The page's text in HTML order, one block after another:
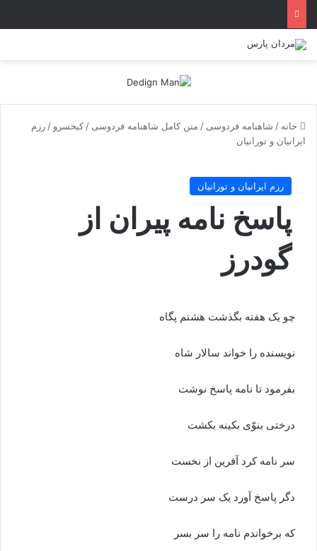
خانه / شاهنامه فردوسی / متن کامل شاهنامه فردوسی / کیخسرو / رزم
ايرانيان و تورانيان
رزم ايرانيان و تورانيان
پاسخ نامه پیران از
گودرز
چو یک هفته بگذشت هشتم پگاه
نویسنده را خواند سالار شاه‏
بفرمود تا نامه پاسخ نوشت
درختى بنوّى بکینه بکشت‏
سر نامه کرد آفرین از نخست
دگر پاسخ آورد یک سر درست‏
که برخواندم نامه را سر بسر